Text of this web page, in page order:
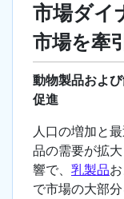
市場ダイ
市場を牽
動物製品およ
促進
人口の増加と
品の需要が拡
響で、 乳製品
で市場の大部